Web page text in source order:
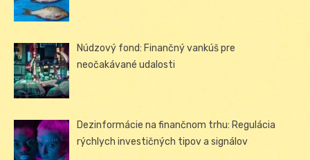
Núdzový fond: Finančný vankúš pre
neočakávané udalosti
Dezinformácie na finančnom trhu: Regulácia
rýchlych investičných tipov a signálov